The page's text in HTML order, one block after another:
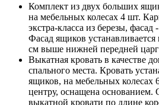
Комплект из двух больших
на мебельных колесах 4 шт.
экстра-класса из березы, фасад
Фасад ящиков устанавливается
см выше нижней передней
Выкатная кровать в качестве
спального места. Кровать
ящиков, на мебельных колесах
центру, оснащена основанием.
выкатной кровати по длине